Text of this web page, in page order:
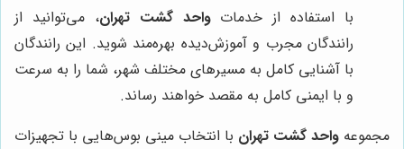
با استفاده از خدماتواحد گشت تهران، می‌توانید از
رانندگان مجرب و آموزش‌دیده بهره‌مند شوید. این رانندگان
با آشنایی کامل به مسیرهای مختلف شهر، شما را به سرعت
و با ایمنی کامل به مقصد خواهند رساند.
مجموعه واحد گشت تهران با انتخاب مینی بوس‌هایی با تجهیزات